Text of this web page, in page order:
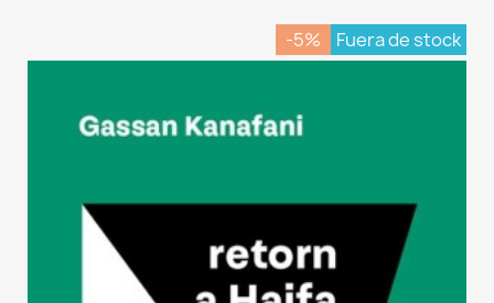
-5% Fuera de stock